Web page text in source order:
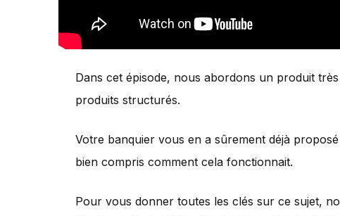
Dans cet épisode, nous abordons un produit
produits structurés.
Votre banquier vous en a sûrement déjà
bien compris comment cela fonctionnait.
Pour vous donner toutes les clés sur ce sujet,